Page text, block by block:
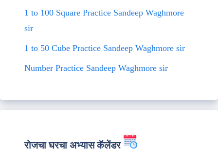
1 to 100 Square Practice Sandeep Waghmore
sir
1 to 50 Cube Practice Sandeep Waghmore sir
Number Practice Sandeep Waghmore sir
रोजचा घरचा अभ्यास कॅलेंडर